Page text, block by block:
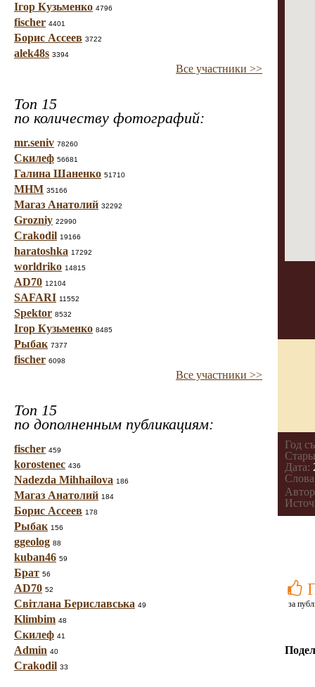
Ігор Кузьменко 4796
fischer 4401
Борис Ассеев 3722
alek48s 3394
Все участники >>
Топ 15
по количеству фотографий:
mr.seniv 78260
Скилеф 56681
Галина Шаненко 51710
МНМ 35166
Магаз Анатолий 32292
Grozniy 22990
Crakodil 19166
haratoshka 17292
worldriko 14815
AD70 12104
SAFARI 11552
Spektor 8532
Ігор Кузьменко 8485
Рыбак 7377
fischer 6098
Все участники >>
Топ 15
по дополненным публикациям:
fischer 459
korostenec 436
Nadezda Mihhailova 186
Магаз Анатолий 184
Борис Ассеев 178
Рыбак 156
ggeolog 88
kuban46 59
Брат 56
AD70 52
Світлана Бериславська 49
Klimbim 48
Скилеф 41
Admin 40
Crakodil 33
Год
Дата:
за